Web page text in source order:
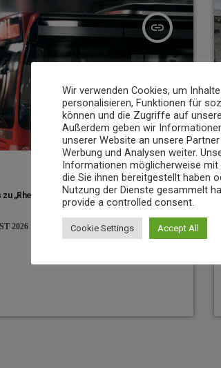
insert_link
zu „Rhein in Flammen“: koveb erweitert
2026
Wir verwenden Cookies, um
personalisieren, Funktionen für
können und die Zugriffe auf
Außerdem geben wir
unserer Website an unsere
Werbung und Analysen weiter.
Informationen möglicherweise mit
die Sie ihnen bereitgestellt haben
Nutzung der Dienste gesammelt
provide a controlled consent.
Cookie Settings Accept All